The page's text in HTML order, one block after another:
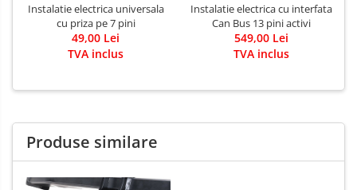
Instalatie electrica universala
cu priza pe 7 pini
49,00 Lei
TVA inclus
Instalatie electrica cu interfata
Can Bus 13 pini activi
549,00 Lei
TVA inclus
Produse similare